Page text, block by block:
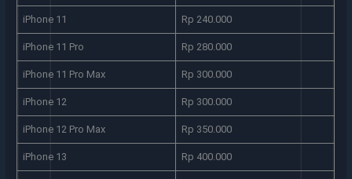
iPhone 11 Rp 240.000
iPhone 11 Pro Rp 280.000
iPhone 11 Pro Max Rp 300.000
iPhone 12 Rp 300.000
iPhone 12 Pro Max Rp 350.000
iPhone 13 Rp 400.000